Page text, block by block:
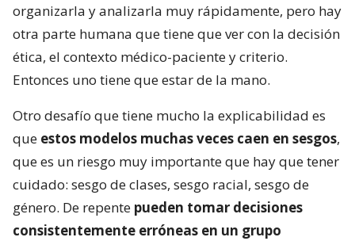
organizarla y analizarla muy rápidamente, pero hay
otra parte humana que tiene que ver con la decisión
ética, el contexto médico-paciente y criterio.
Entonces uno tiene que estar de la mano.
Otro desafío que tiene mucho la explicabilidad es
que estos modelos muchas veces caen en sesgos,
que es un riesgo muy importante que hay que tener
cuidado: sesgo de clases, sesgo racial, sesgo de
género. De repente pueden tomar decisiones
consistentemente erróneas en un grupo